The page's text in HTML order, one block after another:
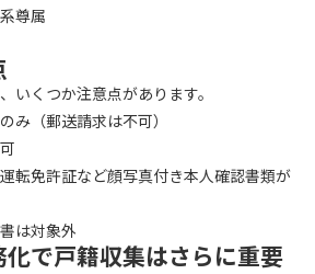
尊属
いくつか注意点があります。
み（郵送請求は不可）
転免許証など顔写真付き本人確認書類が
は対象外
で戸籍収集はさらに重要